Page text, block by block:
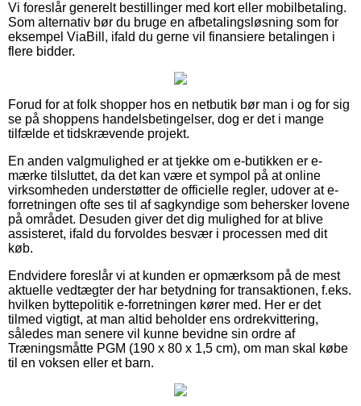
Vi foreslår generelt bestillinger med kort eller mobilbetaling.
Som alternativ bør du bruge en afbetalingsløsning som for
eksempel ViaBill, ifald du gerne vil finansiere betalingen i
flere bidder.
Forud for at folk shopper hos en netbutik bør man i og for sig
se på shoppens handelsbetingelser, dog er det i mange
tilfælde et tidskrævende projekt.
En anden valgmulighed er at tjekke om e-butikken er e-
mærke tilsluttet, da det kan være et sympol på at online
virksomheden understøtter de officielle regler, udover at e-
forretningen ofte ses til af sagkyndige som behersker lovene
på området. Desuden giver det dig mulighed for at blive
assisteret, ifald du forvoldes besvær i processen med dit
køb.
Endvidere foreslår vi at kunden er opmærksom på de mest
aktuelle vedtægter der har betydning for transaktionen, f.eks.
hvilken byttepolitik e-forretningen kører med. Her er det
tilmed vigtigt, at man altid beholder ens ordrekvittering,
således man senere vil kunne bevidne sin ordre af
Træningsmåtte PGM (190 x 80 x 1,5 cm), om man skal købe
til en voksen eller et barn.